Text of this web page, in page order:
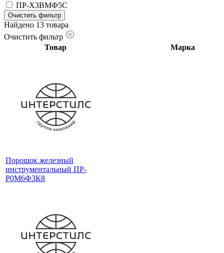
ПР-Х3ВМФ5С
Очистить фильтр
Найдено 13 товара
Очистить фильтр
Товар
Марка
Порошок железный
инструментальный ПР-
Р0М6Ф3К8